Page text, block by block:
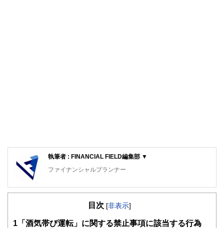
執筆者 : FINANCIAL FIELD編集部 ▼
ファイナンシャルプランナー
FinancialField編集部は、金融、経済に関する記事を、日々
知識がない方でも理解できるようわかりやすく発信していま
目次 [非表示]
1 「酒気帯び運転」に関する禁止事項に該当する行為